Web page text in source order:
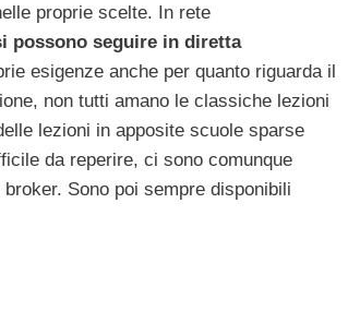
proprie scelte. In rete
possono seguire in diretta
esigenze anche per quanto riguarda il
non tutti amano le classiche lezioni
lezioni in apposite scuole sparse
da reperire, ci sono comunque
Sono poi sempre disponibili